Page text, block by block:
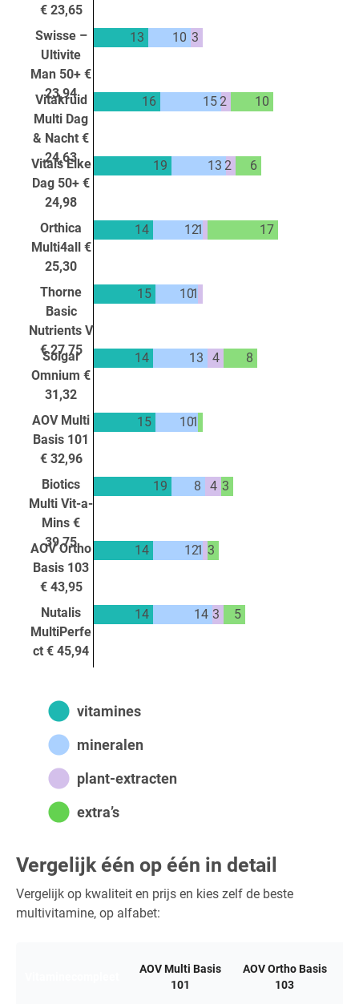
€ 23,65
Swisse –
Ultivite
Man 50+ €
23,94
13 10 3
Vitakruid
Multi Dag
& Nacht €
24,63
16 15 2 10
Vitals Elke
Dag 50+ €
24,98
19 13 2 6
Orthica
Multi4all €
25,30
14 121 17
Thorne
Basic
Nutrients V
€ 27,75
15 101
Solgar
Omnium €
31,32
14 13 4 8
AOV Multi
Basis 101
€ 32,96
15 101
Biotics
Multi Vit-a-
Mins €
39,75
19 8 4 3
AOV Ortho
Basis 103
€ 43,95
14 121 3
Nutalis
MultiPerfe
ct € 45,94
14 14 3 5
vitamines
mineralen
plant-extracten
extra’s
Vergelijk één op één in detail
Vergelijk op kwaliteit en prijs en kies zelf de beste
multivitamine, op alfabet:
AOV Multi Basis
101
AOV Ortho Basis
103